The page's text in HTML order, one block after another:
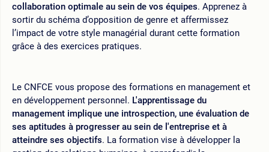
collaboration optimale au sein de vos équipes. Apprenez à
sortir du schéma d’opposition de genre et affermissez
l’impact de votre style managérial durant cette formation
grâce à des exercices pratiques.
Le CNFCE vous propose des formations en management et
en développement personnel. L'apprentissage du
management implique une introspection, une évaluation de
ses aptitudes à progresser au sein de l'entreprise et à
atteindre ses objectifs. La formation vise à développer la